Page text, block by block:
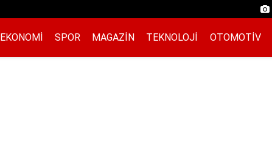
EKONOMI SPOR MAGAZIN TEKNOLOJI OTOMOTIV